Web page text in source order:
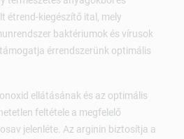
étrend-kiegészítő ital, mely
baktériumok és vírusok
érrendszerünk optimális
ellátásának és az optimális
feltétele a megfelelő
jelenléte. Az arginin biztosítja a